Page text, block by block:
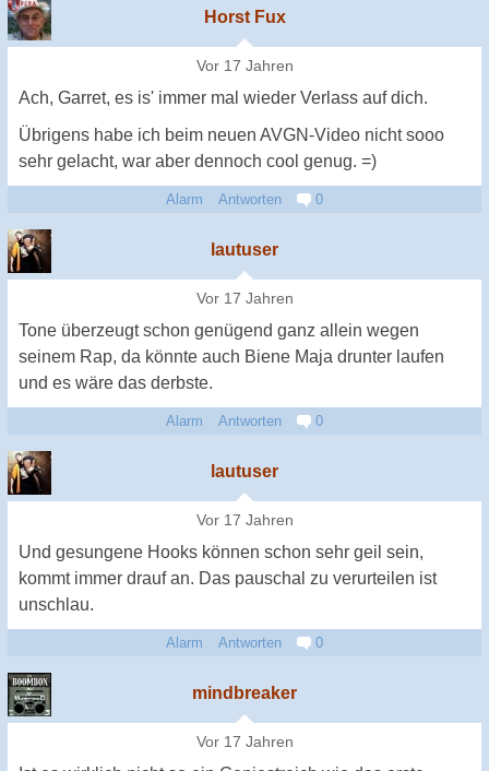
Horst Fux
Vor 17 Jahren
Ach, Garret, es is' immer mal wieder Verlass auf dich.
Übrigens habe ich beim neuen AVGN-Video nicht sooo
sehr gelacht, war aber dennoch cool genug. =)
Alarm Antworten 0
lautuser
Vor 17 Jahren
Tone überzeugt schon genügend ganz allein wegen
seinem Rap, da könnte auch Biene Maja drunter laufen
und es wäre das derbste.
Alarm Antworten 0
lautuser
Vor 17 Jahren
Und gesungene Hooks können schon sehr geil sein,
kommt immer drauf an. Das pauschal zu verurteilen ist
unschlau.
Alarm Antworten 0
mindbreaker
Vor 17 Jahren